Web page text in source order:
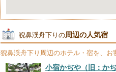
猊鼻渓舟下りの周辺の人気宿
猊鼻渓舟下り 周辺のホテル・宿を、お
小宿かぢや（旧：か